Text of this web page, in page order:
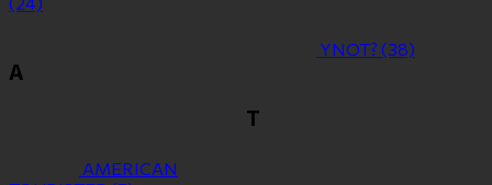
YNOT? (38)
Α
ΑMERICAN
Τ